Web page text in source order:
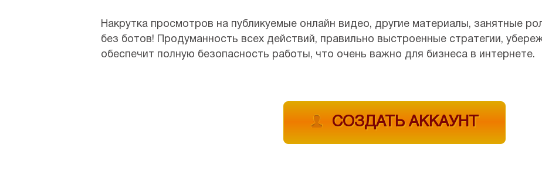
Накрутка просмотров на публикуемые онлайн видео, другие материалы, занятные
без ботов! Продуманность всех действий, правильно выстроенные стратегии,
обеспечит полную безопасность работы, что очень важно для бизнеса в интернете.
СОЗДАТЬ АККАУНТ